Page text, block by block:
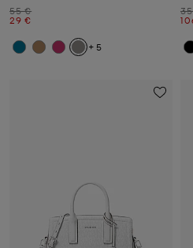
Zuvor
55 €
Jetzt
29 €
+5